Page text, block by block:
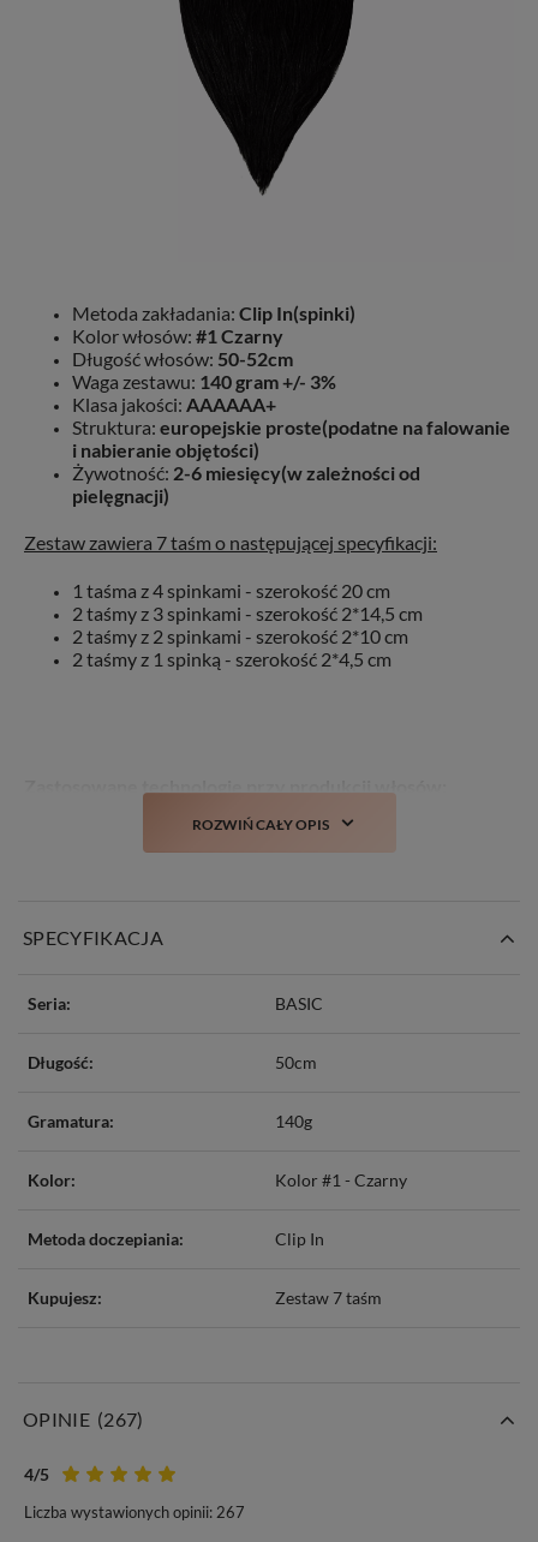
Metoda zakładania: Clip In(spinki)
Kolor włosów: #1 Czarny
Długość włosów: 50-52cm
Waga zestawu: 140 gram +/- 3%
Klasa jakości: AAAAAA+
Struktura: europejskie proste(podatne na falowanie
i nabieranie objętości)
Żywotność: 2-6 miesięcy(w zależności od
pielęgnacji)
Zestaw zawiera 7 taśm o następującej specyfikacji:
1 taśma z 4 spinkami - szerokość 20 cm
2 taśmy z 3 spinkami - szerokość 2*14,5 cm
2 taśmy z 2 spinkami - szerokość 2*10 cm
2 taśmy z 1 spinką - szerokość 2*4,5 cm
– włosy zabezpieczone przeciw
stylistycznym takim jak: farbowanie, prostowanie,
– włosy delikatne w dotyku, bez
wyczucia matowości/szorstkości
ROZWIŃ CAŁY OPIS
SPECYFIKACJA
Seria: BASIC
Długość: 50cm
Gramatura: 140g
Kolor: Kolor #1 - Czarny
Metoda doczepiania: Clip In
Kupujesz: Zestaw 7 taśm
OPINIE (267)
4/5
Liczba wystawionych opinii: 267